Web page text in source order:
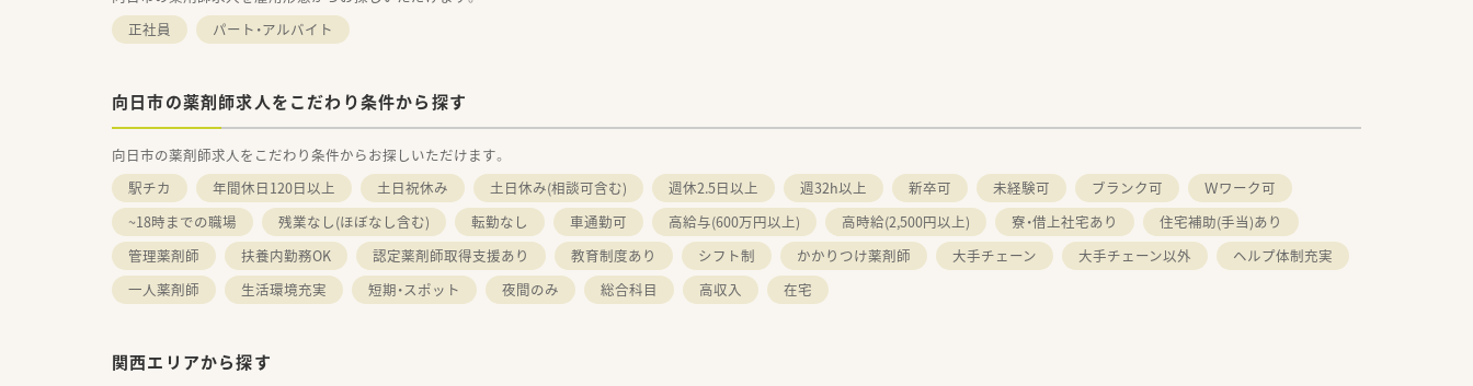
正社員
パート・アルバイト
向日市の薬剤師求人をこだわり条件から探す
向日市の薬剤師求人をこだわり条件からお探しいただけます。
駅チカ
年間休日120日以上 土日祝休み 土日休み(相談可含む) 週休2.5日以上 週32h以上 新卒可 未経験可 ブランク可
Ｗワーク可
~18時までの職場
残業なし(ほぼなし含む) 転勤なし 車通勤可 高給与(600万円以上) 高時給(2,500円以上) 寮・借上社宅あり
住宅補助(手当)あり
管理薬剤師
扶養内勤務OK 認定薬剤師取得支援あり 教育制度あり シフト制 かかりつけ薬剤師 大手チェーン 大手チェーン以外
ヘルプ体制充実
一人薬剤師
生活環境充実 短期・スポット 夜間のみ 総合科目 高収入 在宅
関西エリアから探す